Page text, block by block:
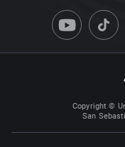
Copyright ©
San